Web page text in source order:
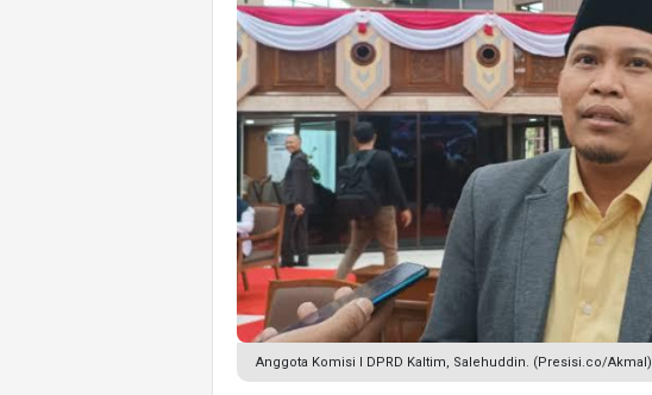
Anggota Komisi I DPRD Kaltim, Salehuddin. (Presisi.co/Akmal)